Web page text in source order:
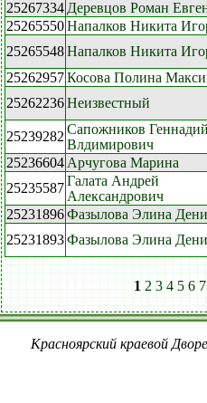
25267334 Деревцов Роман
25265550Напалков Никита
25265548Напалков Никита
25262957Косова Полина
25262236Неизвестный
25239282 Сапожников Геннадий
Влдимирович
25236604 Арчугова Марина
25235587Галата Андрей
Александрович
25231896Фазылова Элина
25231893Фазылова Элина
1 2 3 4 5 6 7
Красноярский краевой